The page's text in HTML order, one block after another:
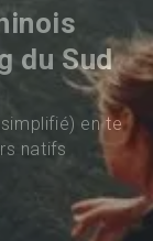
du Sud
en te
natifs